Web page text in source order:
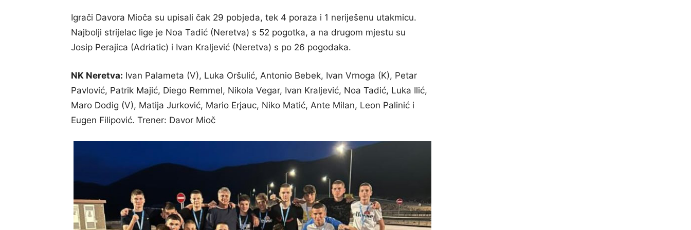
Igrači Davora Mioča su upisali čak 29 pobjeda, tek 4 poraza i 1 neriješenu utakmicu.
Najbolji strijelac lige je Noa Tadić (Neretva) s 52 pogotka, a na drugom mjestu su
Josip Perajica (Adriatic) i Ivan Kraljević (Neretva) s po 26 pogodaka.
NK Neretva: Ivan Palameta (V), Luka Oršulić, Antonio Bebek, Ivan Vrnoga (K), Petar
Pavlović, Patrik Majić, Diego Remmel, Nikola Vegar, Ivan Kraljević, Noa Tadić, Luka Ilić,
Maro Dodig (V), Matija Jurković, Mario Erjauc, Niko Matić, Ante Milan, Leon Palinić i
Eugen Filipović. Trener: Davor Mioč